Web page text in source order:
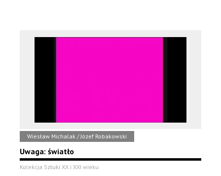
Wiesław Michalak / Józef Robakowski
Uwaga: światło
Kolekcja Sztuki XX i XXI wieku